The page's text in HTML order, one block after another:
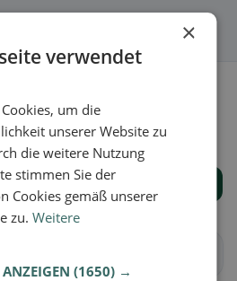
deine Restaurantsuche.
Orte anzeigen
×
verwendet
um die
unserer Website zu
die weitere Nutzung
stimmen Sie der
Cookies gemäß unserer
zu.Weitere
ANZEIGEN(1650) →